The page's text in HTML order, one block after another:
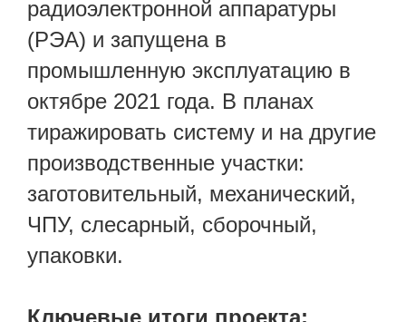
радиоэлектронной аппаратуры
(РЭА) и запущена в
промышленную эксплуатацию в
октябре 2021 года. В планах
тиражировать систему и на другие
производственные участки:
заготовительный, механический,
ЧПУ, слесарный, сборочный,
упаковки.
Ключевые итоги проекта: